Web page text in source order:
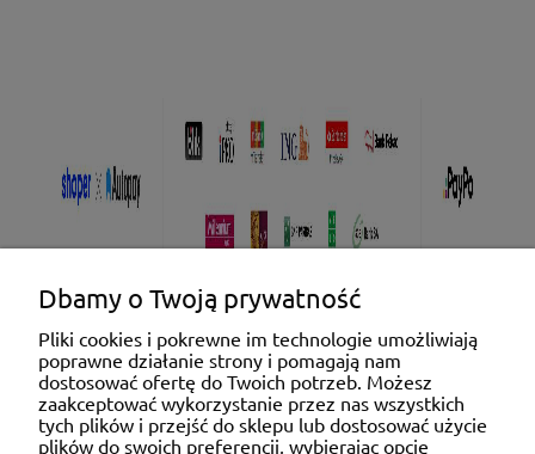
Pomoc
Moje konto
Dbamy o Twoją prywatność
Pliki cookies i pokrewne im technologie umożliwiają
poprawne działanie strony i pomagają nam
dostosować ofertę do Twoich potrzeb. Możesz
zaakceptować wykorzystanie przez nas wszystkich
tych plików i przejść do sklepu lub dostosować użycie
plików do swoich preferencji, wybierając opcję